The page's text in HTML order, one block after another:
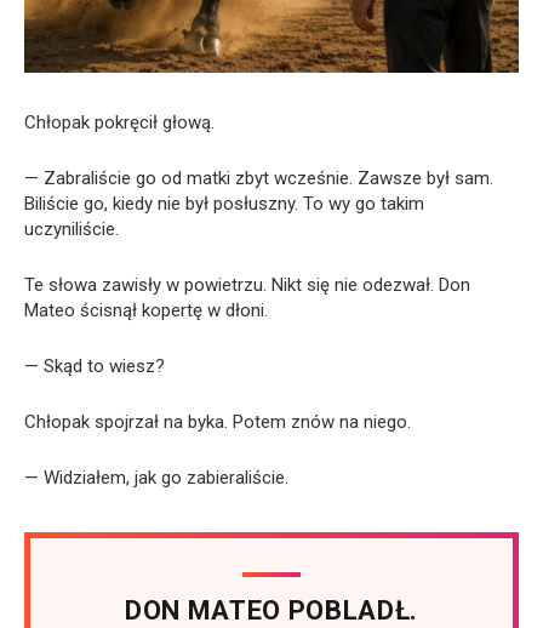
Chłopak pokręcił głową.
— Zabraliście go od matki zbyt wcześnie. Zawsze był sam.
Biliście go, kiedy nie był posłuszny. To wy go takim
uczyniliście.
Te słowa zawisły w powietrzu. Nikt się nie odezwał. Don
Mateo ścisnął kopertę w dłoni.
— Skąd to wiesz?
Chłopak spojrzał na byka. Potem znów na niego.
— Widziałem, jak go zabieraliście.
DON MATEO POBLADŁ.